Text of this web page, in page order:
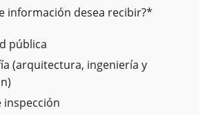
información desea recibir?*
pública
(arquitectura, ingeniería y
inspección